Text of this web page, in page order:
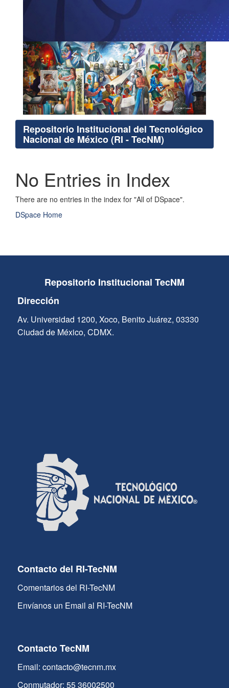
Repositorio Institucional del Tecnológico
Nacional de México (RI - TecNM)
No Entries in Index
There are no entries in the index for "All of DSpace".
DSpace Home
Repositorio Institucional TecNM
Dirección
Av. Universidad 1200, Xoco, Benito Juárez, 03330
Ciudad de México, CDMX.
Contacto del RI-TecNM
Comentarios del RI-TecNM
Envíanos un Email al RI-TecNM
Contacto TecNM
Email: contacto@tecnm.mx
Conmutador: 55 36002500